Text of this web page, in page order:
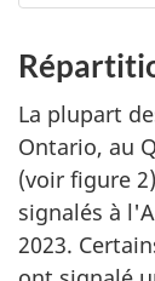
La plupart
Ontario, au
(voir figure
signalés à
2023.